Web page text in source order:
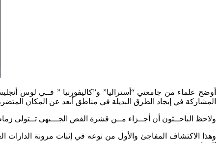
أوضح علماء من جامعتي “أستراليا” و”كاليفورنيا ” فــي لوس
المشاركة في إيجاد الطرق البديلة في مناطق أبعد عن المكان المتضرر
ولاحظ الباحــثون أن أجــزاء مــن قشرة الفص الجـــبهي تــتولى
وهذا الاكتشاف المفاجئ والأول من نوعه في إثبات مرونة الدارات